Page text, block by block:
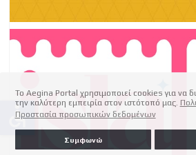
Το Aegina Portal χρησιμοποιεί cookies για να
την καλύτερη εμπειρία στον ιστότοπό μας.
Προστασία προσωπικών δεδομένων
Συμφωνώ
accessible